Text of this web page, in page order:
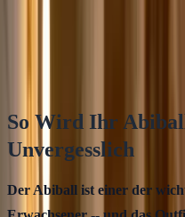
So Wird Ihr
Unvergesslich
Der Abiball ist einer der